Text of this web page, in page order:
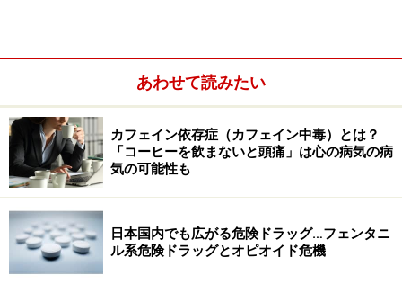
めまい
ものがかすんだり、二重に見える
眼球振盪(がんきゅうしんとう：眼球が勝手に動いて
しまう現象）
口がもつれる
ふらふらし、バランスを失いやすい
あわせて読みたい
カフェイン依存症（カフェイン中毒）とは？
「コーヒーを飲まないと頭痛」は心の病気の病
気の可能性も
日本国内でも広がる危険ドラッグ…フェンタニ
ル系危険ドラッグとオピオイド危機